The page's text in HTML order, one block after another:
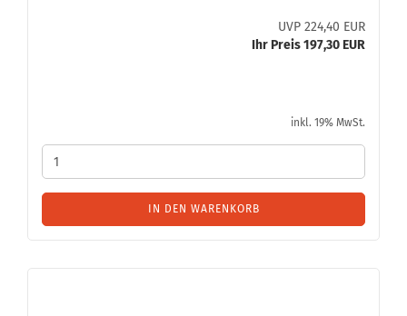
UVP 224,40 EUR
Ihr Preis 197,30 EUR
inkl. 19% MwSt.
IN DEN WARENKORB